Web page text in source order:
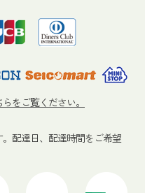
をご覧ください。
配達日、配達時間をご希望